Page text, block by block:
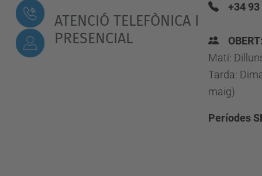
ATENCIÓ TELEFÒNICA I
PRESENCIAL
+34
Matí:
Tarda:
maig)
Períodes